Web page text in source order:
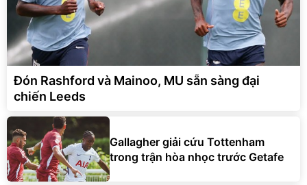
Đón Rashford và Mainoo, MU sẵn sàng đại
chiến Leeds
Gallagher giải cứu Tottenham
trong trận hòa nhọc trước Getafe